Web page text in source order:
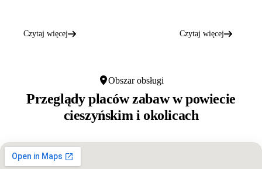
Czytaj więcej Czytaj więcej
Obszar obsługi
Przeglądy placów zabaw wpowiecie
cieszyńskim i okolicach